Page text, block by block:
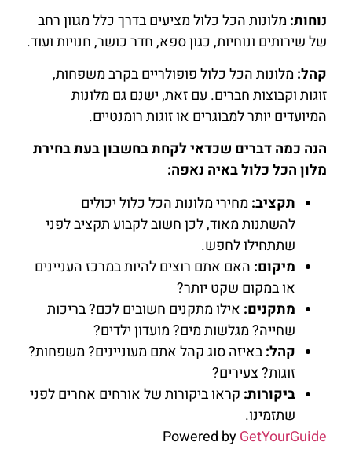
נוחות: מלונות הכל כלול מציעים בדרך כלל מגוון רחב
של שירותים ונוחיות, כגון ספא, חדר כושר, חנויות ועוד.
קהל: מלונות הכל כלול פופולריים בקרב משפחות,
זוגות וקבוצות חברים. עם זאת, ישנם גם מלונות
המיועדים יותר למבוגרים או זוגות רומנטיים.
הנה כמה דברים שכדאי לקחת בחשבון בעת בחירת
מלון הכל כלול באיה נאפה:
תקציב: מחירי מלונות הכל כלול יכולים
להשתנות מאוד, לכן חשוב לקבוע תקציב לפני
שתתחילו לחפש.
מיקום: האם אתם רוצים להיות במרכז העניינים
או במקום שקט יותר?
מתקנים: אילו מתקנים חשובים לכם? בריכות
שחייה? מגלשות מים? מועדון ילדים?
קהל:באיזה סוג קהל אתם מעוניינים? משפחות?
זוגות? צעירים?
ביקורות: קראו ביקורות של אורחים אחרים לפני
שתזמינו.
Powered byGetYourGuide